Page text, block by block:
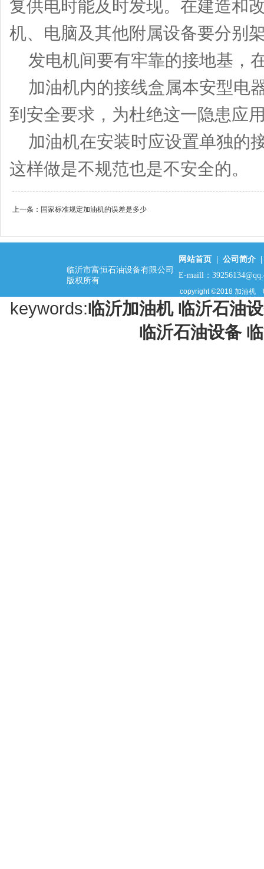
复供电时能及时发现。在建造和
机、电脑及其他附属设备要分
发电机间要有牢靠的接地基，
加油机内的接线盒属本安型电
到安全要求，为杜绝这一隐患应
加油机在安装时应设置单独的
这样做是不规范也是不安全的。
上一条： 国家标准规定加油机的误差是多少
网站首页| 公司简介|
临沂市富恒石油设备有限公司
版权所有
E-maill：
copyright ©2018 加油机
keywords:临沂加油机 临沂石油
临沂石油设备